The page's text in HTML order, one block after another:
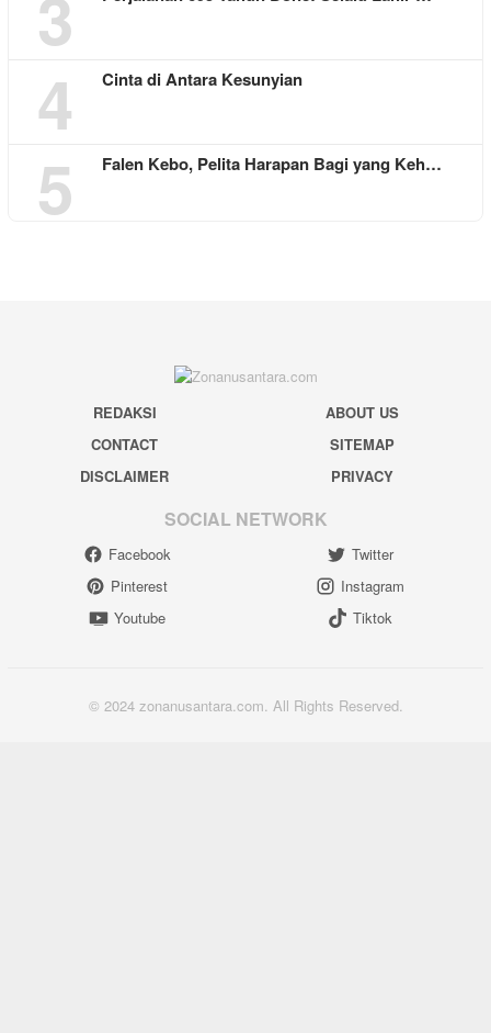
4 Cinta di Antara Kesunyian
5 Falen Kebo, Pelita Harapan Bagi yang Keh…
REDAKSI
ABOUT US
CONTACT
SITEMAP
DISCLAIMER
PRIVACY
SOCIAL NETWORK
Facebook
Twitter
Pinterest
Instagram
Youtube
Tiktok
© 2024 zonanusantara.com. All Rights Reserved.